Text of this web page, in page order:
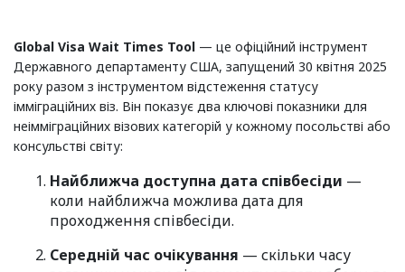
Global Visa Wait Times Tool — це офіційний інструмент
Державного департаменту США, запущений 30 квітня 2025
року разом з інструментом відстеження статусу
імміграційних віз. Він показує два ключові показники для
неімміграційних візових категорій у кожному посольстві або
консульстві світу:
Найближча доступна дата співбесіди —
коли найближча можлива дата для
проходження співбесіди.
Середній час очікування — скільки часу